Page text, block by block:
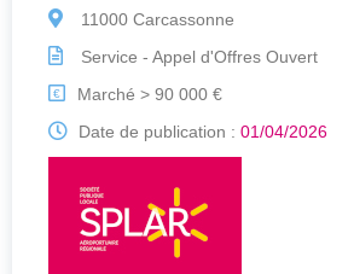
11000 Carcassonne
Service - Appel d'Offres Ouvert
€
Marché > 90 000 €
Date de publication : 01/04/2026